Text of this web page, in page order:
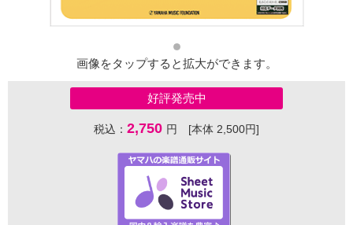
画像をタップすると拡大ができます。
好評発売中
税込： 2,750 円 [本体 2,500円]